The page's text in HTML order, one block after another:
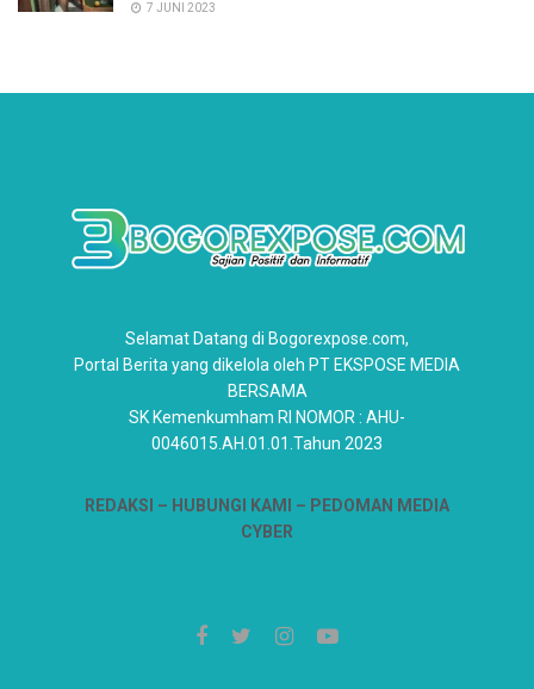
7 JUNI 2023
Selamat Datang di Bogorexpose.com,
Portal Berita yang dikelola oleh PT EKSPOSE MEDIA
BERSAMA
SK Kemenkumham RI NOMOR : AHU-
0046015.AH.01.01.Tahun 2023
REDAKSI – HUBUNGI KAMI
– PEDOMAN MEDIA
CYBER